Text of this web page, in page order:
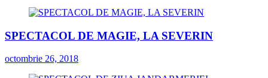
SPECTACOL DE MAGIE, LA SEVERIN
octombrie 26, 2018